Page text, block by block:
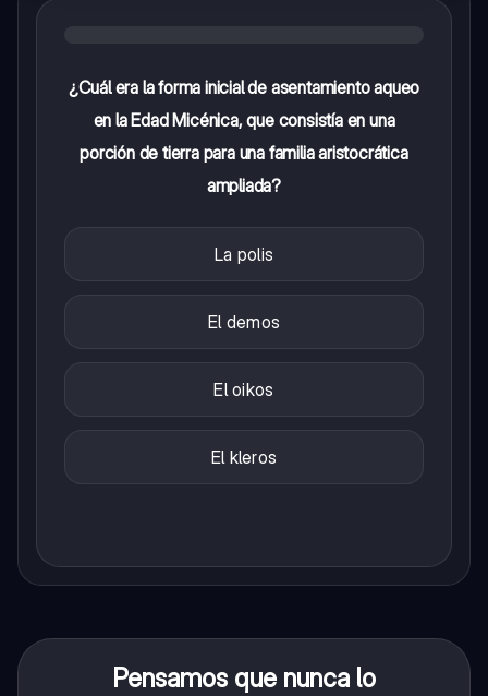
¿Cuál era la forma inicial de asentamiento aqueo
en la Edad Micénica, que consistía en una
porción de tierra para una familia aristocrática
ampliada?
La polis
El demos
El oikos
El kleros
Pensamos que nunca lo